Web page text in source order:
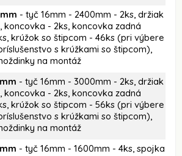
- tyč 16mm - 2400mm - 2ks, držiak
koncovka - 2ks, koncovka zadná
krúžok so štipcom - 46ks (pri výbere
s krúžkami so štipcom),
na montáž
- tyč 16mm - 3000mm - 2ks, držiak
koncovka - 2ks, koncovka zadná
krúžok so štipcom - 56ks (pri výbere
s krúžkami so štipcom),
na montáž
- tyč 16mm - 1600mm - 4ks, spojka